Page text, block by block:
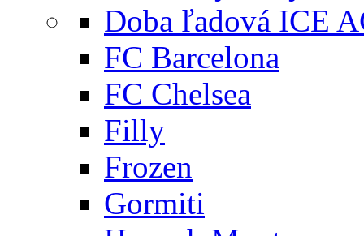
Doba ľadová ICE
FC Barcelona
FC Chelsea
Filly
Frozen
Gormiti